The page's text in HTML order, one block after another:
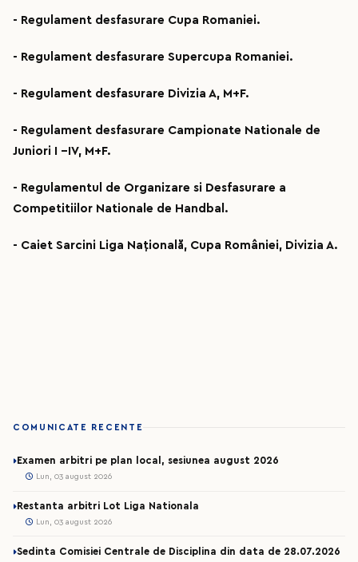
- Regulament desfasurare Cupa Romaniei.
- Regulament desfasurare Supercupa Romaniei.
- Regulament desfasurare Divizia A, M+F.
- Regulament desfasurare Campionate Nationale de
Juniori I –IV, M+F.
- Regulamentul de Organizare si Desfasurare a
Competitiilor Nationale de Handbal.
- Caiet Sarcini Liga Națională, Cupa României, Divizia A.
COMUNICATE RECENTE
Examen arbitri pe plan local, sesiunea august 2026
Lun, 03 august 2026
Restanta arbitri Lot Liga Nationala
Lun, 03 august 2026
Sedinta Comisiei Centrale de Disciplina din data de 28.07.2026